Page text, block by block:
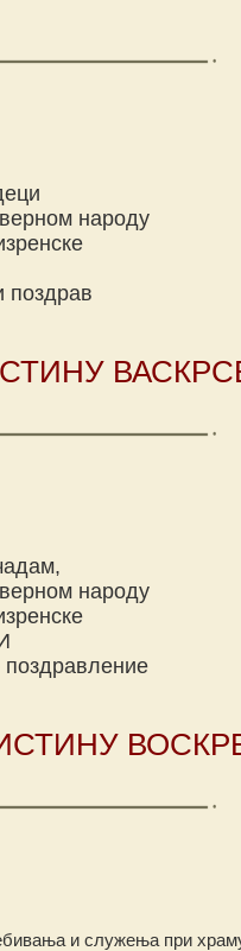
народу
поздрав
народу
поздравление
и служења при